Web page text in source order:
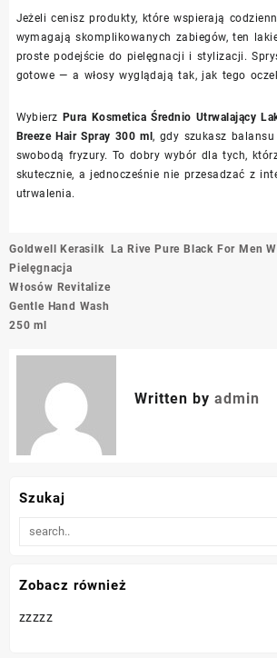
Jeżeli cenisz produkty, które wspierają
wymagają skomplikowanych zabiegów, ten
proste podejście do pielęgnacji i stylizacji.
gotowe — a włosy wyglądają tak, jak tego
Wybierz Pura Kosmetica Średnio Utrwalający
Breeze Hair Spray 300 ml, gdy szukasz
swobodą fryzury. To dobry wybór dla tych,
skutecznie, a jednocześnie nie przesadzać z
utrwalenia.
Nawigacja
wpisu
Goldwell Kerasilk
Pielęgnacja
Włosów Revitalize
Gentle Hand Wash
250 ml
La Rive Pure Black For Men
Written by admin
Szukaj
Zobacz również
zzzzz